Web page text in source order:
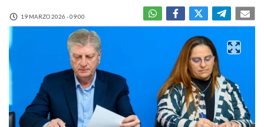
19 MARZO 2026 - 09:00